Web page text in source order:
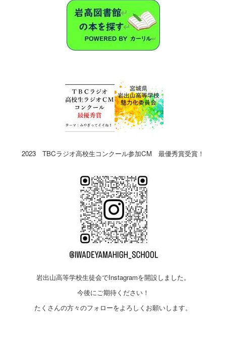
2023 TBCラジオ高校生コンクール参加CM 最優秀賞受賞！
岩出山高等学校生徒会でInstagramを開設しました。
今後にご期待ください！
たくさんの方々のフォローをよろしくお願いします。